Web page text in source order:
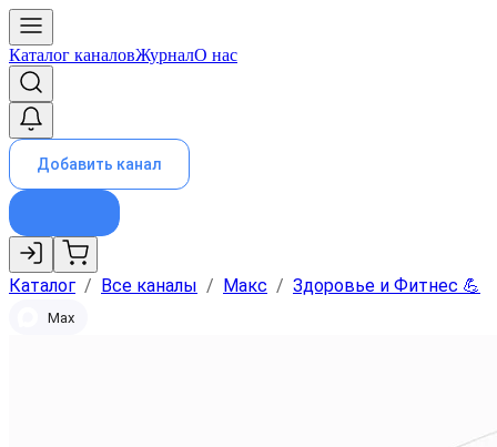
Каталог каналовЖурналО нас
Добавить канал
Каталог / Все каналы / Макс / Здоровье и Фитнес 💪
Max